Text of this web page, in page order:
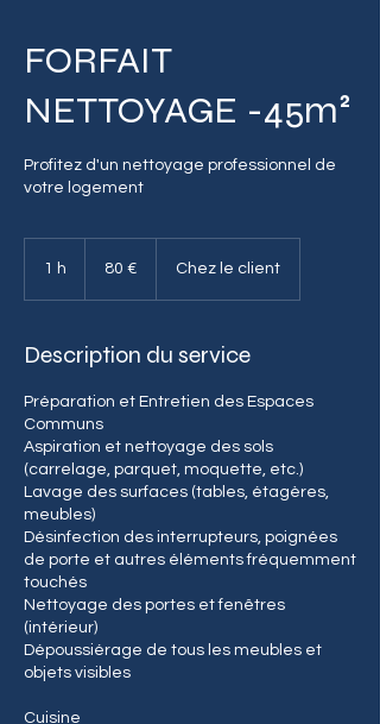
FORFAIT
NETTOYAGE -45m²
Profitez d'un nettoyage professionnel de
votre logement
1 h 80 € Chez le client
Description du service
Préparation et Entretien des Espaces
Communs
Aspiration et nettoyage des sols
(carrelage, parquet, moquette, etc.)
Lavage des surfaces (tables, étagères,
meubles)
Désinfection des interrupteurs, poignées
de porte et autres éléments fréquemment
touchés
Nettoyage des portes et fenêtres
(intérieur)
Dépoussiérage de tous les meubles et
objets visibles
Cuisine